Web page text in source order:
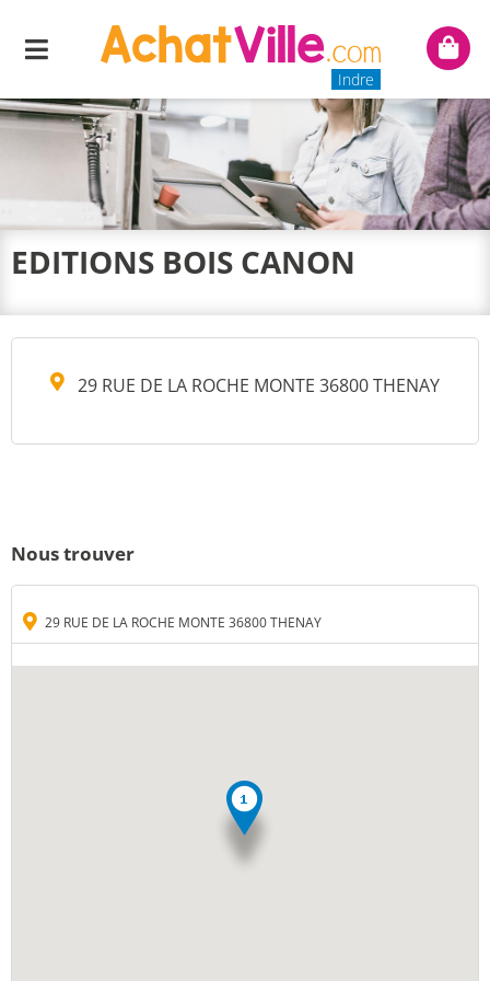
Menu
Indre
Mon
EDITIONS BOIS CANON
29 RUE DE LA ROCHE MONTE 36800 THENAY
Nous trouver
29 RUE DE LA ROCHE MONTE 36800 THENAY